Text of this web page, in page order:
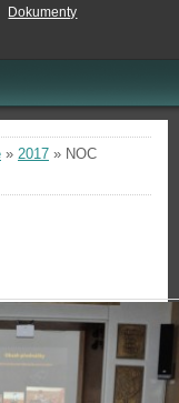
Dokumenty
» 2017 » NOC